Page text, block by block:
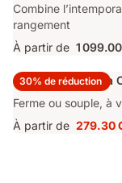
Combine
rangement
À partir de 1
30% de réduction
Surmatelas Emma
Ferme ou souple, à
À partir de Prix
279.30